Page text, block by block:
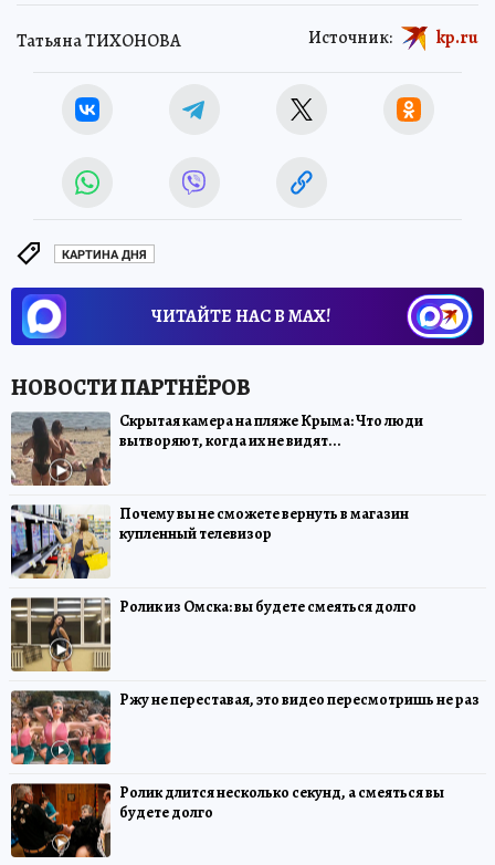
Татьяна ТИХОНОВА Источник: kp.ru
КАРТИНА ДНЯ
ЧИТАЙТЕ НАС В МАХ!
Скрытая камера на пляже Крыма: Что люди
вытворяют, когда их не видят...
Почему вы не сможете вернуть в магазин
купленный телевизор
Ролик из Омска: вы будете смеяться долго
Ржу не переставая, это видео пересмотришь не раз
Ролик длится несколько секунд, а смеяться вы
будете долго